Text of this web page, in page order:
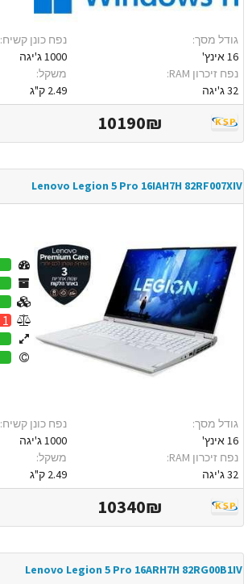
גודל מסך:
16 אינץ'
נפח זיכרון RAM:
32 ג'יגה
נפח כונן קשיח:
1000 ג'יגה
משקל:
2.49 ק"ג
10190₪
Lenovo Legion 5 Pro 16IAH7H 82RF007XIV
1
גודל מסך:
16 אינץ'
נפח זיכרון RAM:
32 ג'יגה
נפח כונן קשיח:
1000 ג'יגה
משקל:
2.49 ק"ג
10340₪
Lenovo Legion 5 Pro 16ARH7H 82RG00B1IV